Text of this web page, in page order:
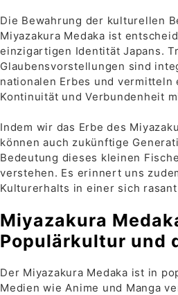
Die Bewahrung der kulturellen
Miyazakura Medaka ist
einzigartigen Identität Japans.
Glaubensvorstellungen sind
nationalen Erbes und vermitteln
Kontinuität und Verbundenheit
Indem wir das Erbe des
können auch zukünftige
Bedeutung dieses kleinen
verstehen. Es erinnert uns
Kulturerhalts in einer sich
Miyazakura
Populärkultur und
Der Miyazakura Medaka ist in
Medien wie Anime und Manga